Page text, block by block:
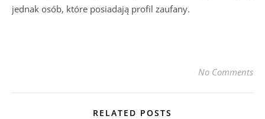
jednak osób, które posiadają profil zaufany.
No Comments
RELATED POSTS